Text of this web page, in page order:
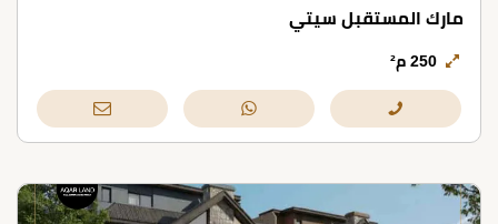
مارك المستقبل سيتي
250 م²